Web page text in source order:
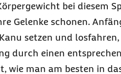
bei diesem
Gelenke schonen.
setzen und losfahren,
durch einen
wie man am besten in